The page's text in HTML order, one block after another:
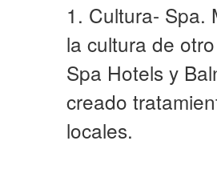
1. Cultura- Spa.
la cultura de
Spa Hotels y
creado
locales.